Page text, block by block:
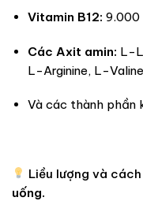
Vitamin B12: 9.000
Các Axit amin: L-
L-Arginine, L-
Và các thành phần
Liều lượng và cách
uống.